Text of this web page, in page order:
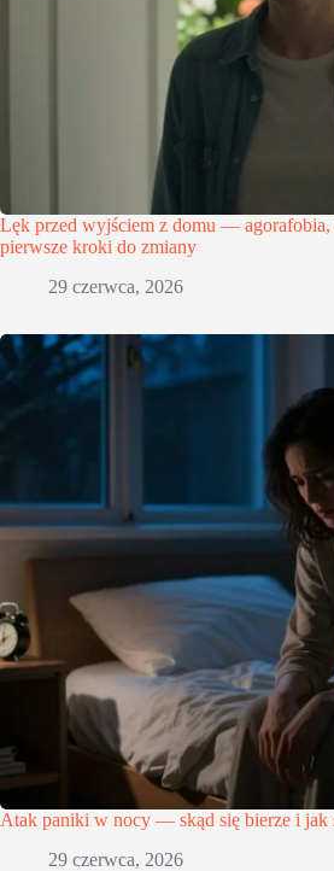
Lęk przed wyjściem z domu — agorafobia,
pierwsze kroki do zmiany
29 czerwca, 2026
Atak paniki w nocy — skąd się bierze i jak
29 czerwca, 2026